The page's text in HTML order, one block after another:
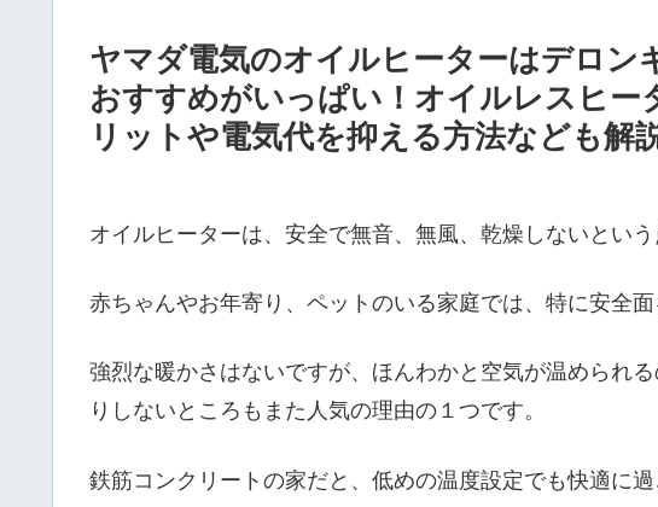
ヤマダ電気のオイルヒーターはデロン
おすすめがいっぱい！オイルレスヒー
リットや電気代を抑える方法なども解
オイルヒーターは、安全で無音、無風、乾燥しないとい
赤ちゃんやお年寄り、ペットのいる家庭では、特に安全面
強烈な暖かさはないですが、ほんわかと空気が温められ
りしないところもまた人気の理由の１つです。
鉄筋コンクリートの家だと、低めの温度設定でも快適に過